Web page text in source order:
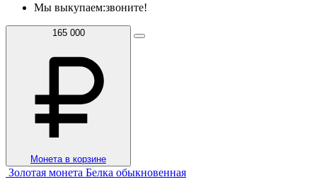
Мы выкупаем:звоните!
165 000
Монета в корзине
Золотая монета Белка обыкновенная